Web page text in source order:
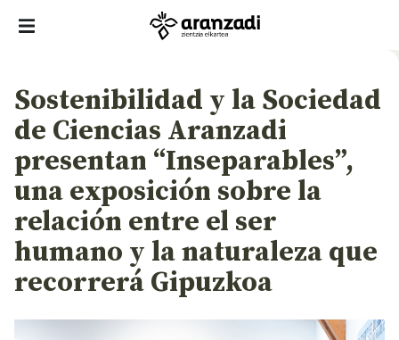
Sostenibilidad y la Sociedad
de Ciencias Aranzadi
presentan “Inseparables”,
una exposición sobre la
relación entre el ser
humano y la naturaleza que
recorrerá Gipuzkoa